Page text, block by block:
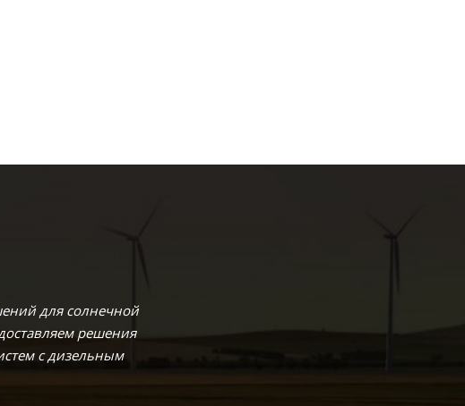
для солнечной
решения
с дизельным